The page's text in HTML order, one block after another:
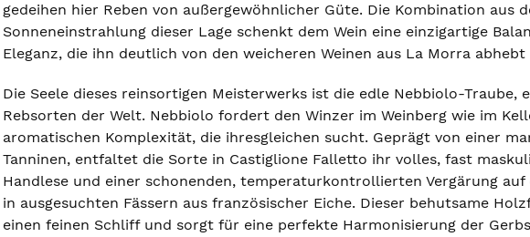
gedeihen hier Reben von außergewöhnlicher Güte. Die Kombination aus
Sonneneinstrahlung dieser Lage schenkt dem Wein eine einzigartige
Eleganz, die ihn deutlich von den weicheren Weinen aus La Morra
Die Seele dieses reinsortigen Meisterwerks ist die edle Nebbiolo-
Rebsorten der Welt. Nebbiolo fordert den Winzer im Weinberg wie im
aromatischen Komplexität, die ihresgleichen sucht. Geprägt von einer
Tanninen, entfaltet die Sorte in Castiglione Falletto ihr volles, fast
Handlese und einer schonenden, temperaturkontrollierten Vergärung
in ausgesuchten Fässern aus französischer Eiche. Dieser behutsame
einen feinen Schliff und sorgt für eine perfekte Harmonisierung der